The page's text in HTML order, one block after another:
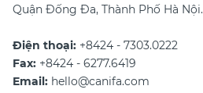
Quận Đống Đa, Thành Phố Hà Nội.
Điện thoại: +8424 - 7303.0222
Fax: +8424 - 6277.6419
Email: hello@canifa.com